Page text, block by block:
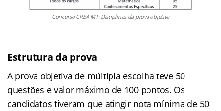
Concurso CREA MT: Disciplinas da prova objetiva
Estrutura da prova
A prova objetiva de múltipla escolha teve 50
questões e valor máximo de 100 pontos. Os
candidatos tiveram que atingir nota mínima de 50